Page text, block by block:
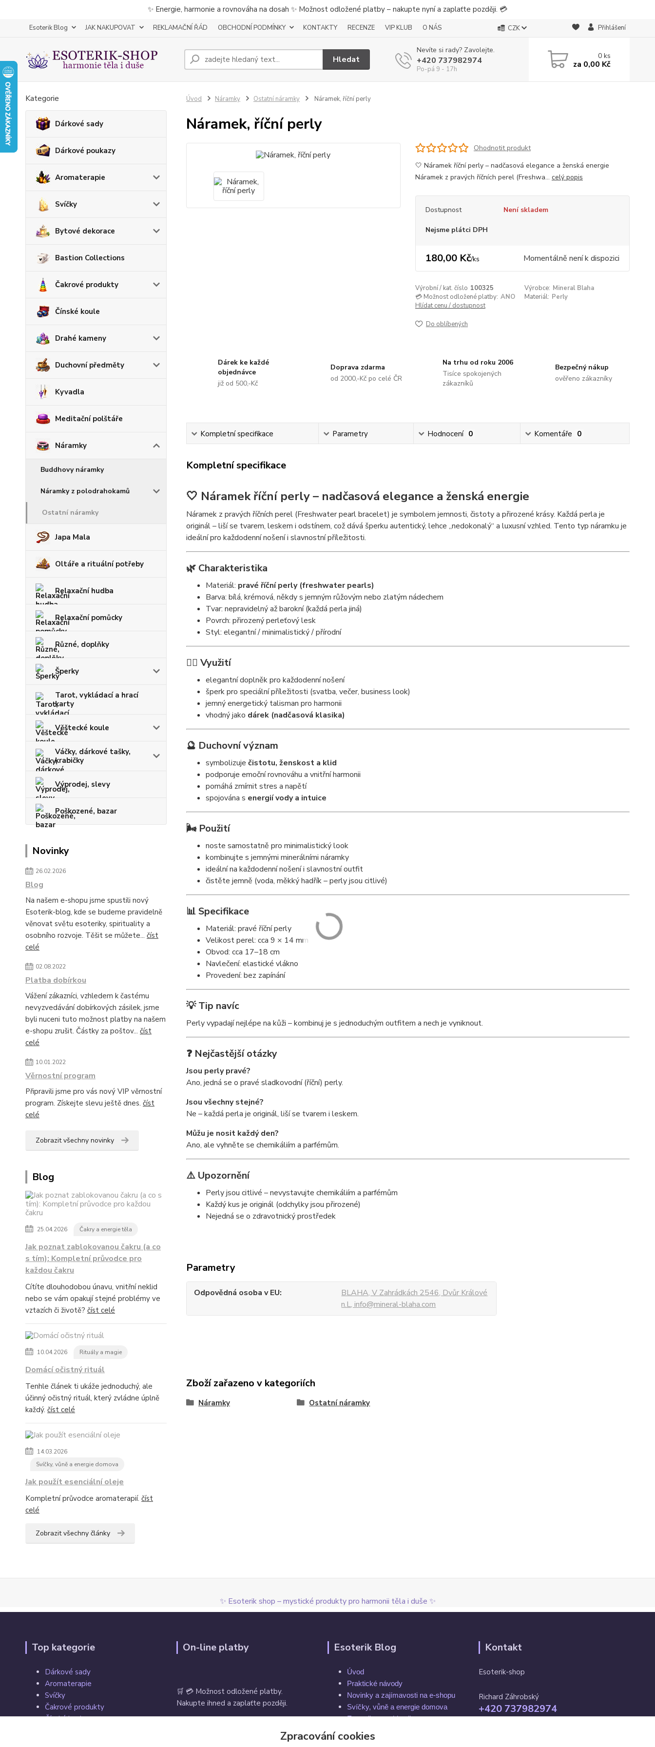
✨ Energie, harmonie a rovnováha na dosah ✨ Možnost odložené platby – nakupte nyní a zaplaťte později. 💳
Esoterik Blog JAK NAKUPOVAT REKLAMAČNÍ ŘÁD OBCHODNÍ PODMÍNKY KONTAKTY RECENZE VIP KLUB O NÁS CZK Přihlášení
Hledat
Nevíte si rady? Zavolejte.
+420 737982974
Po-pá 9 - 17h
0ks
za 0,00 Kč
Kategorie
Dárkové sady
Dárkové poukazy
Aromaterapie
Svíčky
Bytové dekorace
Bastion Collections
Čakrové produkty
Čínské koule
Drahé kameny
Duchovní předměty
Kyvadla
Meditační polštáře
Náramky
Buddhovy náramky
Náramky z polodrahokamů
Ostatní náramky
Japa Mala
Oltáře a rituální potřeby
Relaxační hudba
Relaxační pomůcky
Různé, doplňky
Šperky
Tarot, vykládací a hrací
karty
Věštecké koule
Váčky, dárkové tašky,
krabičky
Výprodej, slevy
Poškozené, bazar
Novinky
26.02.2026
Blog
Na našem e-shopu jsme spustili nový
Esoterik-blog, kde se budeme pravidelně
věnovat světu esoteriky, spirituality a
osobního rozvoje. Těšit se můžete... číst
celé
02.08.2022
Platba dobírkou
Vážení zákazníci, vzhledem k častému
nevyzvedávání dobírkových zásilek, jsme
byli nuceni tuto možnost platby na našem
e-shopu zrušit. Částky za poštov... číst
celé
10.01.2022
Věrnostní program
Připravili jsme pro vás nový VIP věrnostní
program. Získejte slevu ještě dnes. číst
celé
Zobrazit všechny novinky
Blog
25.04.2026 Čakry a energie těla
Jak poznat zablokovanou čakru (a co
s tím): Kompletní průvodce pro
každou čakru
Cítíte dlouhodobou únavu, vnitřní neklid
nebo se vám opakují stejné problémy ve
vztazích či životě? číst celé
10.04.2026 Rituály a magie
Domácí očistný rituál
Tenhle článek ti ukáže jednoduchý, ale
účinný očistný rituál, který zvládne úplně
každý. číst celé
14.03.2026
Svíčky, vůně a energie domova
Jak použít esenciální oleje
Kompletní průvodce aromaterapií. číst
celé
Zobrazit všechny články
Úvod Náramky Ostatní náramky Náramek, říční perly
Náramek, říční perly
Ohodnotit produkt
🤍 Náramek říční perly – nadčasová elegance a ženská energie
Náramek z pravých říčních perel (Freshwa... celý popis
Dostupnost Není skladem
Nejsme plátci DPH
180,00 Kč/ks Momentálně není k dispozici
Výrobní / kat. číslo 100325 Výrobce: Mineral Blaha
💳 Možnost odložené platby: ANO Materiál: Perly
Hlídat cenu / dostupnost
Do oblíbených
Dárek ke každé
objednávce
již od 500,-Kč
Doprava zdarma
od 2000,-Kč po celé ČR
Na trhu od roku 2006
Tisíce spokojených
zákazníků
Bezpečný nákup
ověřeno zákazníky
Kompletní specifikace Parametry Hodnocení 0 Komentáře 0
Kompletní specifikace
🤍 Náramek říční perly – nadčasová elegance a ženská energie
Náramek z pravých říčních perel (Freshwater pearl bracelet) je symbolem jemnosti, čistoty a přirozené krásy. Každá perla je
originál – liší se tvarem, leskem i odstínem, což dává šperku autentický, lehce „nedokonalý“ a luxusní vzhled. Tento typ náramku je
ideální pro každodenní nošení i slavnostní příležitosti.
🌿 Charakteristika
Materiál: pravé říční perly (freshwater pearls)
Barva: bílá, krémová, někdy s jemným růžovým nebo zlatým nádechem
Tvar: nepravidelný až barokní (každá perla jiná)
Povrch: přirozený perleťový lesk
Styl: elegantní / minimalistický / přírodní
🧘‍♀️ Využití
elegantní doplněk pro každodenní nošení
šperk pro speciální příležitosti (svatba, večer, business look)
jemný energetický talisman pro harmonii
vhodný jako dárek (nadčasová klasika)
🔮 Duchovní význam
symbolizuje čistotu, ženskost a klid
podporuje emoční rovnováhu a vnitřní harmonii
pomáhá zmírnit stres a napětí
spojována s energií vody a intuice
🌬️ Použití
noste samostatně pro minimalistický look
kombinujte s jemnými minerálními náramky
ideální na každodenní nošení i slavnostní outfit
čistěte jemně (voda, měkký hadřík – perly jsou citlivé)
📊 Specifikace
Materiál: pravé říční perly
Velikost perel: cca 9 × 14 mm
Obvod: cca 17–18 cm
Navlečení: elastické vlákno
Provedení: bez zapínání
💡 Tip navíc
Perly vypadají nejlépe na kůži – kombinuj je s jednoduchým outfitem a nech je vyniknout.
❓ Nejčastější otázky
Jsou perly pravé?
Ano, jedná se o pravé sladkovodní (říční) perly.
Jsou všechny stejné?
Ne – každá perla je originál, liší se tvarem i leskem.
Můžu je nosit každý den?
Ano, ale vyhněte se chemikáliím a parfémům.
⚠️ Upozornění
Perly jsou citlivé – nevystavujte chemikáliím a parfémům
Každý kus je originál (odchylky jsou přirozené)
Nejedná se o zdravotnický prostředek
Parametry
Odpovědná osoba v EU
BLAHA, V Zahrádkách 2546, Dvůr Králové
n.L, info@mineral-blaha.com
Zboží zařazeno v kategoriích
Náramky Ostatní náramky
✨ Esoterik shop – mystické produkty pro harmonii těla i duše ✨
Top kategorie
Dárkové sady
Aromaterapie
Svíčky
Čakrové produkty
Čínské koule
On-line platby
🛒 💳 Možnost odložené platby.
Nakupte ihned a zaplaťte později.
Esoterik Blog
Úvod
Praktické návody
Novinky a zajímavosti na e-shopu
Svíčky, vůně a energie domova
Esoterika a spiritualita
Rytuály a magie
Čakry a energie těla
Kontakt
Esoterik-shop
Richard Záhrobský
+420 737982974
Zpracování cookies